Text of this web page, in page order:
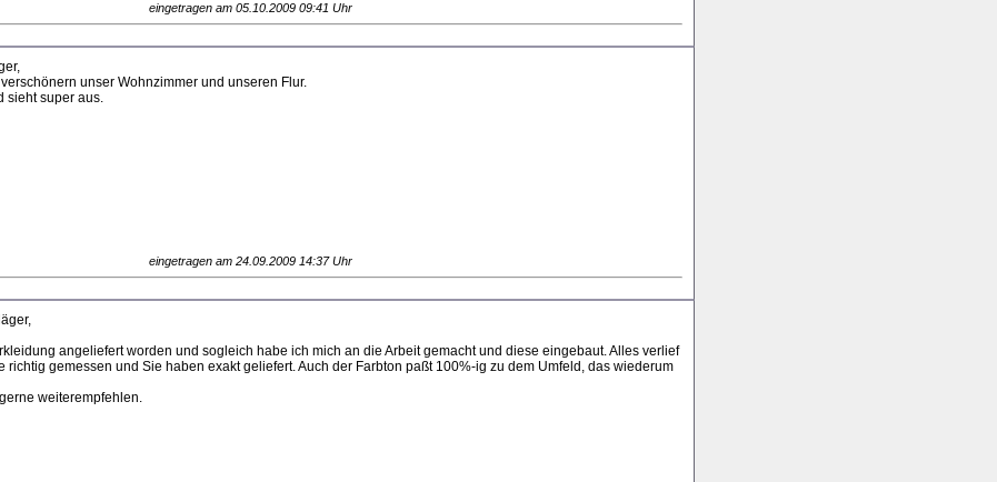
eingetragen am 05.10.2009 09:41 Uhr
unser Wohnzimmer und unseren Flur.
sieht super aus.
eingetragen am 24.09.2009 14:37 Uhr
angeliefert worden und sogleich habe ich mich an die Arbeit gemacht und diese eingebaut. Alles verlief
richtig gemessen und Sie haben exakt geliefert. Auch der Farbton paßt 100%-ig zu dem Umfeld, das wiederum
weiterempfehlen.